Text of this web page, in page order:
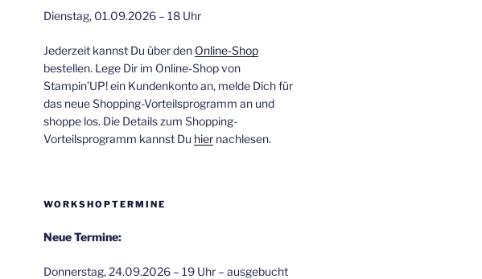
Dienstag, 01.09.2026 – 18 Uhr
Jederzeit kannst Du über den Online-Shop
bestellen. Lege Dir im Online-Shop von
Stampin’UP! ein Kundenkonto an, melde Dich für
das neue Shopping-Vorteilsprogramm an und
shoppe los. Die Details zum Shopping-
Vorteilsprogramm kannst Du hiernachlesen.
WORKSHOPTERMINE
Neue Termine:
Donnerstag, 24.09.2026 – 19 Uhr – ausgebucht